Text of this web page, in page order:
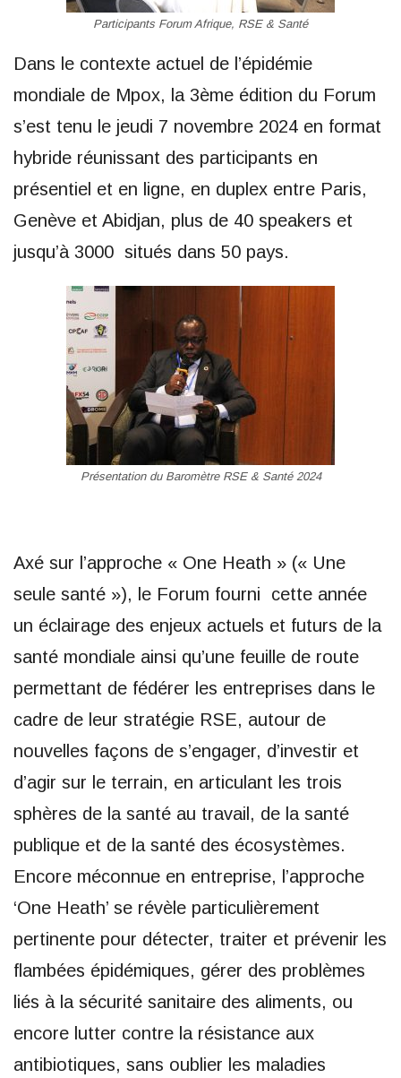
Participants Forum Afrique, RSE & Santé
Dans le contexte actuel de l’épidémie
mondiale de Mpox, la 3ème édition du Forum
s’est tenu le jeudi 7 novembre 2024 en format
hybride réunissant des participants en
présentiel et en ligne, en duplex entre Paris,
Genève et Abidjan, plus de 40 speakers et
jusqu’à 3000 situés dans 50 pays.
Présentation du Baromètre RSE & Santé 2024
Axé sur l’approche « One Heath » (« Une
seule santé »), le Forum fourni cette année
un éclairage des enjeux actuels et futurs de la
santé mondiale ainsi qu’une feuille de route
permettant de fédérer les entreprises dans le
cadre de leur stratégie RSE, autour de
nouvelles façons de s’engager, d’investir et
d’agir sur le terrain, en articulant les trois
sphères de la santé au travail, de la santé
publique et de la santé des écosystèmes.
Encore méconnue en entreprise, l’approche
‘One Heath’ se révèle particulièrement
pertinente pour détecter, traiter et prévenir les
flambées épidémiques, gérer des problèmes
liés à la sécurité sanitaire des aliments, ou
encore lutter contre la résistance aux
antibiotiques, sans oublier les maladies